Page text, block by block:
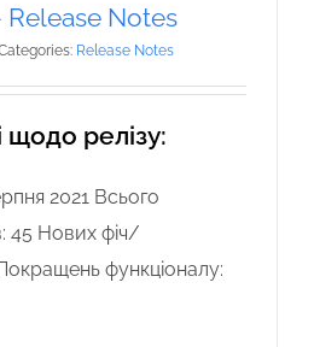
Release Notes
Release Notes
щодо релізу:
2021 Всього
45 Нових фіч/
функціоналу: